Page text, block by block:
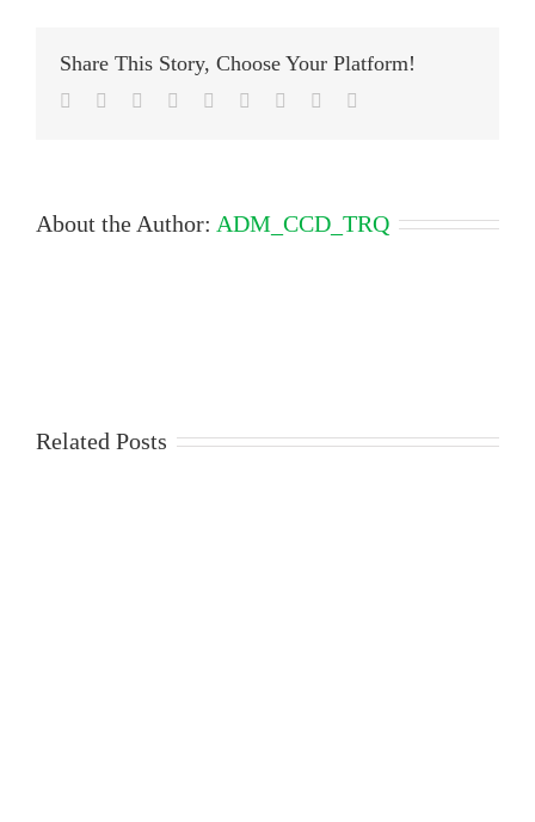
Share This Story, Choose Your Platform!
Facebook
TwitterLinkedIn
Reddit Google+
TumblrPinterest
About the Author: ADM_CCD_TRQ
Related Posts